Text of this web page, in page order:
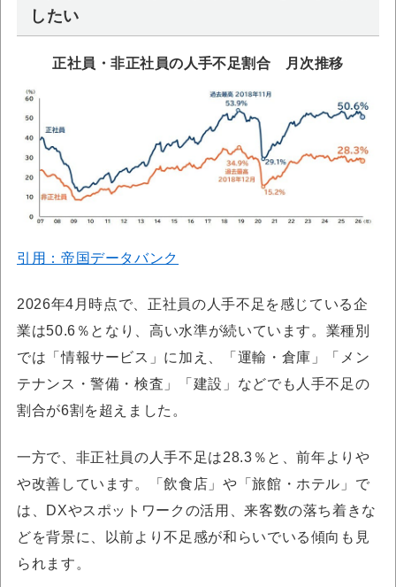
したい
正社員・非正社員の人手不足割合 月次推移
引用：帝国データバンク
2026年4月時点で、正社員の人手不足を感じている企
業は50.6％となり、高い水準が続いています。業種別
では「情報サービス」に加え、「運輸・倉庫」「メン
テナンス・警備・検査」「建設」などでも人手不足の
割合が6割を超えました。
一方で、非正社員の人手不足は28.3％と、前年よりや
や改善しています。「飲食店」や「旅館・ホテル」で
は、DXやスポットワークの活用、来客数の落ち着きな
どを背景に、以前より不足感が和らいでいる傾向も見
られます。